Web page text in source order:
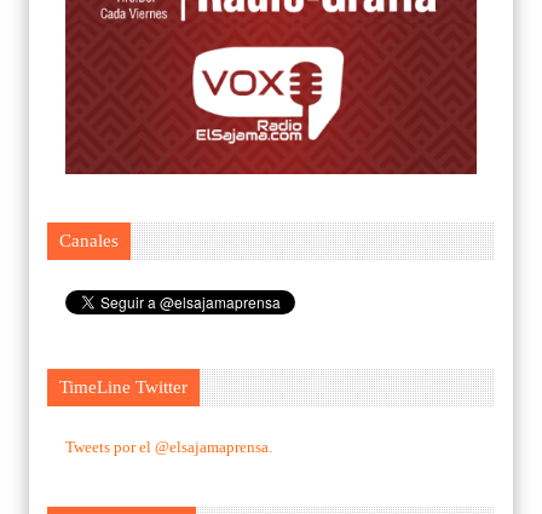
Canales
TimeLine Twitter
Tweets por el @elsajamaprensa.